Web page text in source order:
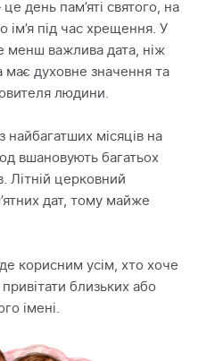
день пам’яті святого, на
ім’я під час хрещення. У
менш важлива дата, ніж
духовне значення та
людини.
найбагатших місяців на
вшановують багатьох
Літній церковний
дат, тому майже
корисним усім, хто хоче
близьких або
імені.